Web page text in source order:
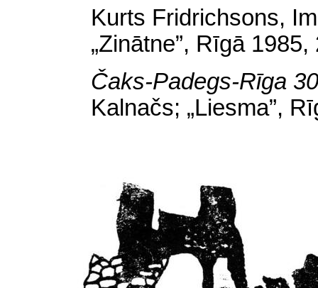
Kurts Fridrichsons,
„Zinātne”, Rīgā 1985,
Čaks-Padegs-Rīga
Kalnačs; „Liesma”,